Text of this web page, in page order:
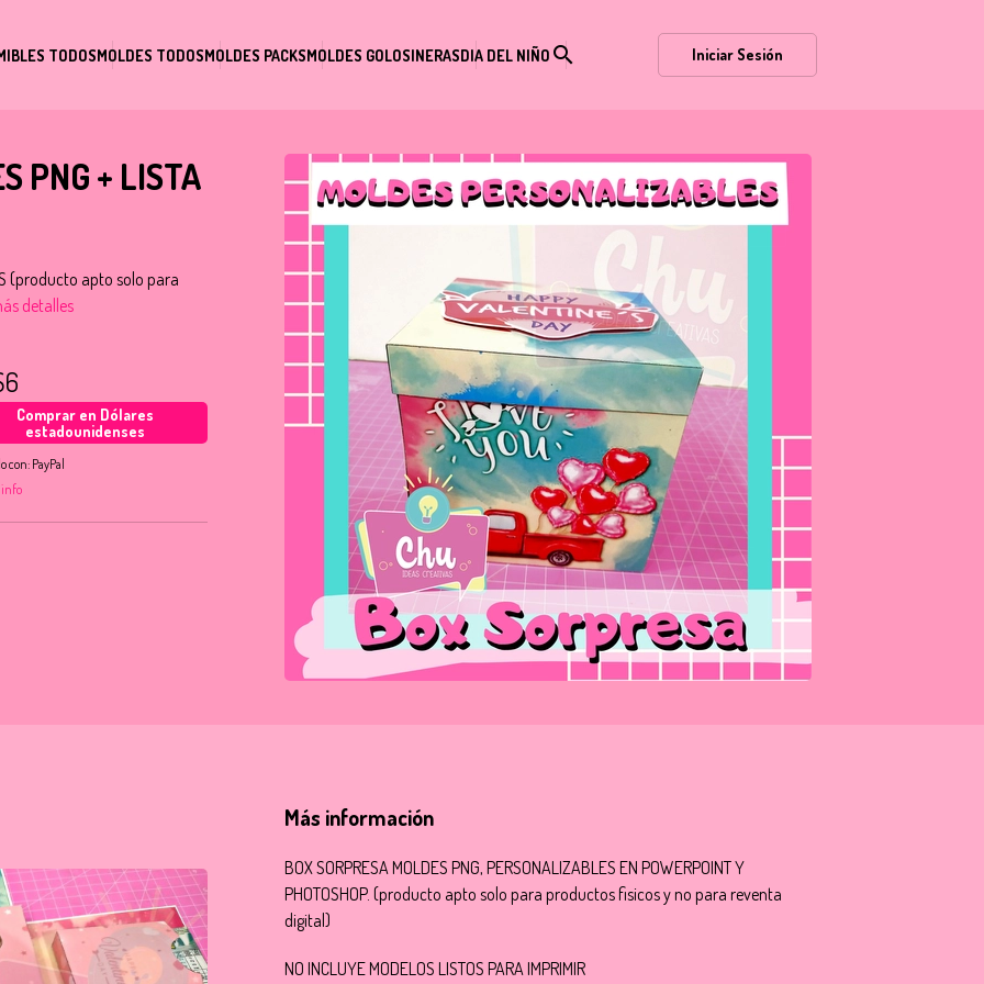
TODOSMOLDES TODOSMOLDES PACKSMOLDES GOLOSINERASDIA DEL NIÑO search Iniciar Sesión
PNG + LISTA
(producto apto solo para
detalles
Comprar en Dólares
estadounidenses
con:PayPal
info
Más información
BOX SORPRESA MOLDES PNG, PERSONALIZABLES EN POWERPOINT Y
PHOTOSHOP. (producto apto solo para productos fisicos y no para reventa
digital)
NO INCLUYE MODELOS LISTOS PARA IMPRIMIR